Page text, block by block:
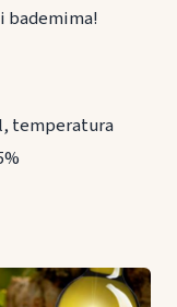
ili bademima!
temperatura